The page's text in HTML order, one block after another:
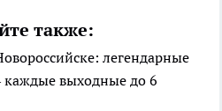
также:
легендарные
выходные до 6